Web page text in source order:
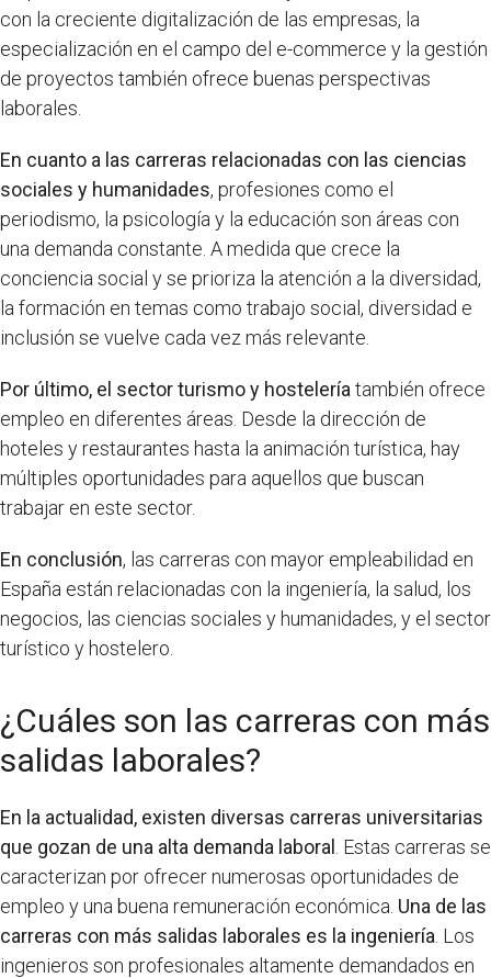
con la creciente digitalización de las empresas, la
especialización en el campo del e-commerce y la gestión
de proyectos también ofrece buenas perspectivas
laborales.
En cuanto a las carreras relacionadas con las ciencias
sociales y humanidades, profesiones como el
periodismo, la psicología y la educación son áreas con
una demanda constante. A medida que crece la
conciencia social y se prioriza la atención a la diversidad,
la formación en temas como trabajo social, diversidad e
inclusión se vuelve cada vez más relevante.
Por último, el sector turismo y hostelería también ofrece
empleo en diferentes áreas. Desde la dirección de
hoteles y restaurantes hasta la animación turística, hay
múltiples oportunidades para aquellos que buscan
trabajar en este sector.
En conclusión, las carreras con mayor empleabilidad en
España están relacionadas con la ingeniería, la salud, los
negocios, las ciencias sociales y humanidades, y el sector
turístico y hostelero.
¿Cuáles son las carreras con más
salidas laborales?
En la actualidad, existen diversas carreras universitarias
que gozan de una alta demanda laboral
. Estas carreras se
caracterizan por ofrecer numerosas oportunidades de
empleo y una buena remuneración económica. Una de las
carreras con más salidas laborales es la ingeniería . Los
ingenieros son profesionales altamente demandados en